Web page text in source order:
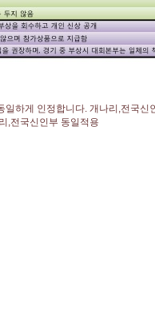
하게 인정합니다. 개나리,전국신
,전국신인부 동일적용